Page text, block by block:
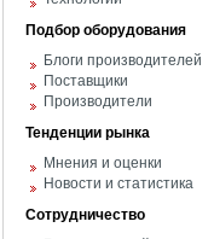
Подбор оборудования
Блоги производителей
Поставщики
Производители
Тенденции рынка
Мнения и оценки
Новости и статистика
Сотрудничество